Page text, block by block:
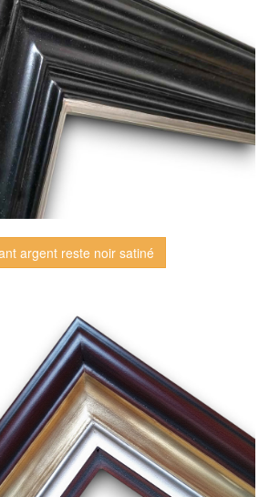
argent reste noir satiné